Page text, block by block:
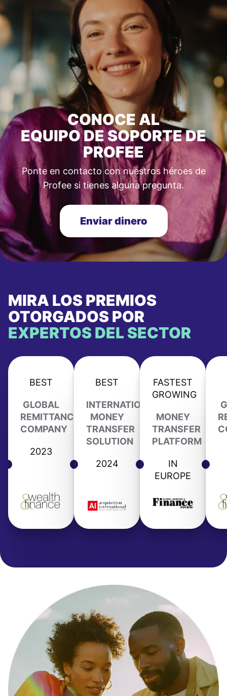
CONOCE AL
EQUIPO DE SOPORTE DE
PROFEE
Ponte en contacto con nuestros héroes de
Profee si tienes alguna pregunta.
Enviar dinero
MIRA LOS PREMIOS
OTORGADOS POR
EXPERTOS DEL SECTOR
BEST
GLOBAL
REMITTANCE
COMPANY
2023
BEST
INTERNATIONAL
MONEY
TRANSFER
SOLUTION
2024
FASTEST
GROWING
MONEY
TRANSFER
PLATFORM
IN
EUROPE